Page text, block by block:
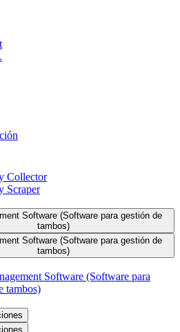
Collector
Scraper
Software (Software para gestión de
tambos)
Software (Software para gestión de
tambos)
Software (Software para
tambos)